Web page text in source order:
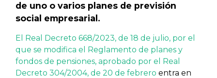
de uno o varios planes de previsión
social empresarial.
El Real Decreto 668/2023, de 18 de julio, por el
que se modifica el Reglamento de planes y
fondos de pensiones, aprobado por el Real
Decreto 304/2004, de 20 de febrero entra en